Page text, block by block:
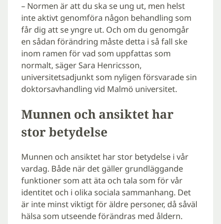
– Normen är att du ska se ung ut, men helst
inte aktivt genomföra någon behandling som
får dig att se yngre ut. Och om du genomgår
en sådan förändring måste detta i så fall ske
inom ramen för vad som uppfattas som
normalt, säger Sara Henricsson,
universitetsadjunkt som nyligen försvarade sin
doktorsavhandling vid Malmö universitet.
Munnen och ansiktet har
stor betydelse
Munnen och ansiktet har stor betydelse i vår
vardag. Både när det gäller grundläggande
funktioner som att äta och tala som för vår
identitet och i olika sociala sammanhang. Det
är inte minst viktigt för äldre personer, då såväl
hälsa som utseende förändras med åldern.